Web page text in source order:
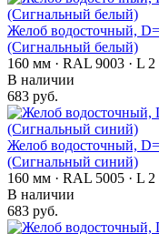
Желоб водосточный,
(Сигнальный белый)
160 мм · RAL 9003 · L
В наличии
683 руб.
Желоб водосточный,
(Сигнальный синий)
160 мм · RAL 5005 · L
В наличии
683 руб.